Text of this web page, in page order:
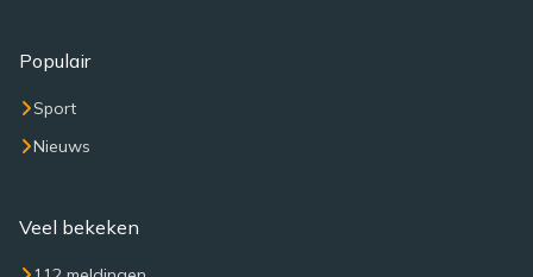
Populair
Sport
Nieuws
Veel bekeken